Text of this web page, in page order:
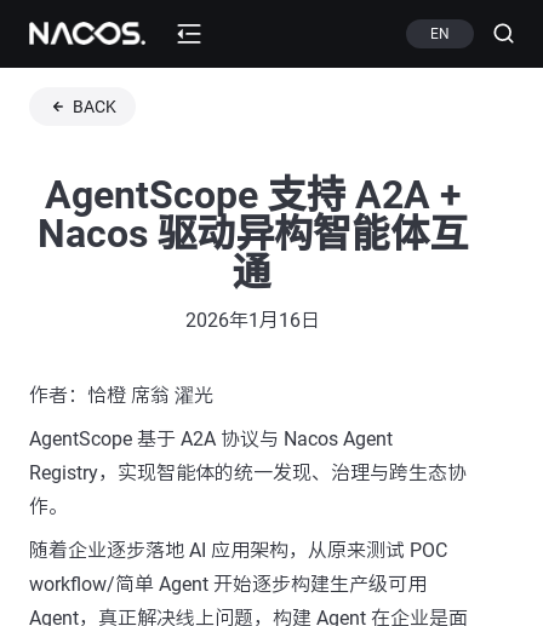
EN
BACK
AgentScope 支持 A2A +
Nacos 驱动异构智能体互
通
2026年1月16日
作者：恰橙 席翁 濯光
AgentScope 基于 A2A 协议与 Nacos Agent
Registry，实现智能体的统一发现、治理与跨生态协
作。
随着企业逐步落地 AI 应用架构，从原来测试 POC
workflow/简单 Agent 开始逐步构建生产级可用
Agent，真正解决线上问题，构建 Agent 在企业是面